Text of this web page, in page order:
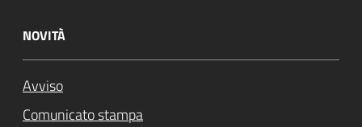
NOVITÀ
Avviso
Comunicato stampa